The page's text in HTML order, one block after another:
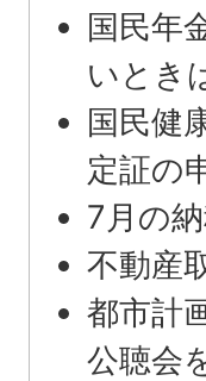
国民年
いとき
国民健
定証の
7月の
不動産
都市計
公聴会